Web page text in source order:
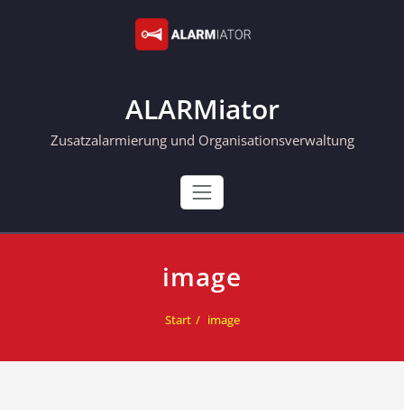
ALARMiator
Zusatzalarmierung und Organisationsverwaltung
image
Start image